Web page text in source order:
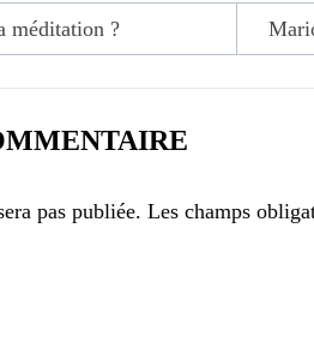
méditation ?
pas publiée. Les champs